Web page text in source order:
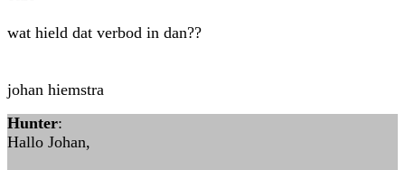
wat hield dat verbod in dan??
johan hiemstra
Hunter:
Hallo Johan,